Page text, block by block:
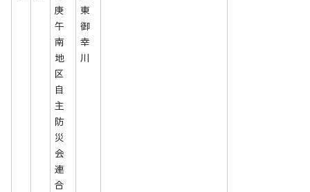
庚
午
南
地
区
自
主
防
災
会
連
合
東
御
幸
川